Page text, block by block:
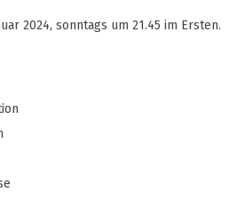
2024, sonntags um 21.45 im Ersten.